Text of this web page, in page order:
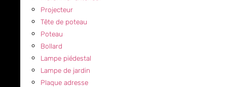
Projecteur
Tête de poteau
Poteau
Bollard
Lampe piédestal
Lampe de jardin
Plaque adresse